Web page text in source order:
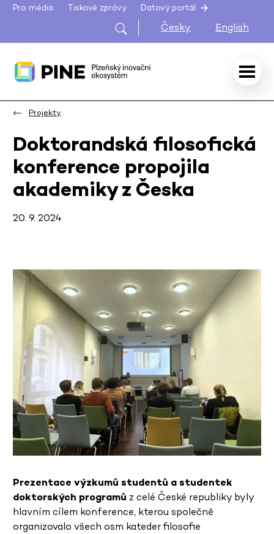
Pro média Tiskové zprávy Datový portál
Česky English
Projekty
Doktorandská filosofická
konference propojila
akademiky z Česka
20. 9. 2024
Prezentace výzkumů studentů a studentek
doktorských programů z celé České republiky byly
hlavním cílem konference, kterou společně
organizovalo všech osm kateder filosofie